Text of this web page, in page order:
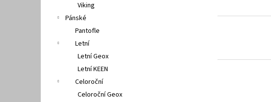
Viking
Pánské
Pantofle
Letní
Letní Geox
Letní KEEN
Celoroční
Celoroční Geox